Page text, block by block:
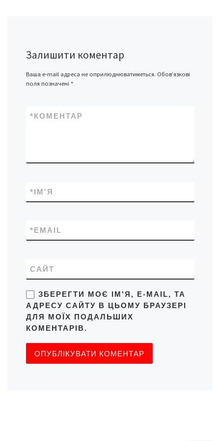
Залишити коментар
Ваша e-mail адреса не оприлюднюватиметься. Обов’язкові
поля позначені *
КОМЕНТАР
*
ІМ'Я
*
EMAIL
*
САЙТ
ЗБЕРЕГТИ МОЄ ІМ'Я, E-MAIL, ТА
АДРЕСУ САЙТУ В ЦЬОМУ БРАУЗЕРІ
ДЛЯ МОЇХ ПОДАЛЬШИХ
КОМЕНТАРІВ.